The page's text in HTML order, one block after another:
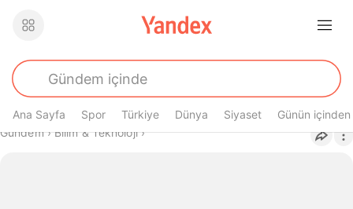
Ana Sayfa Spor Türkiye Dünya Siyaset Günün içinden
Buradasın
Gündem› Bilim & Teknoloji›